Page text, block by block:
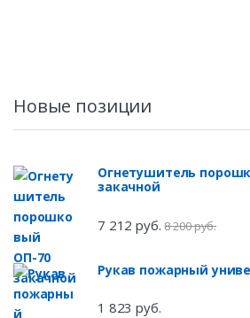
Новые позиции
Огнетушитель
закачной
7 212 руб. 8 200 руб.
Рукав пожарный
1 823 руб.